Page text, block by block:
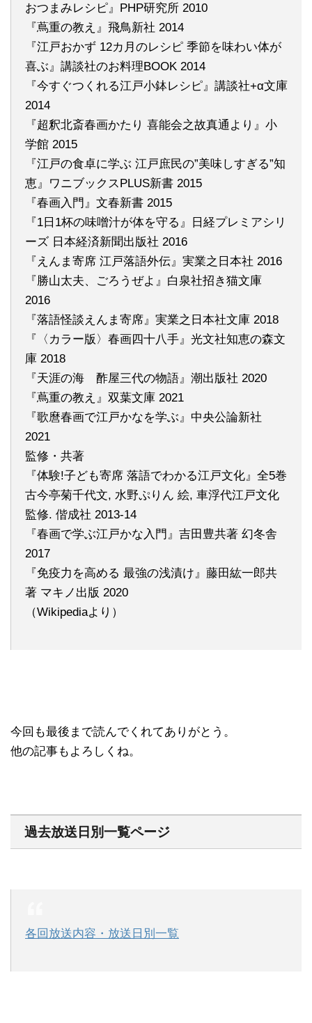
おつまみレシピ』PHP研究所 2010
『蔦重の教え』飛鳥新社 2014
『江戸おかず 12カ月のレシピ 季節を味わい体が
喜ぶ』講談社のお料理BOOK 2014
『今すぐつくれる江戸小鉢レシピ』講談社+α文庫
2014
『超釈北斎春画かたり 喜能会之故真通より』小
学館 2015
『江戸の食卓に学ぶ 江戸庶民の”美味しすぎる”知
恵』ワニブックスPLUS新書 2015
『春画入門』文春新書 2015
『1日1杯の味噌汁が体を守る』日経プレミアシリ
ーズ 日本経済新聞出版社 2016
『えんま寄席 江戸落語外伝』実業之日本社 2016
『勝山太夫、ごろうぜよ』白泉社招き猫文庫
2016
『落語怪談えんま寄席』実業之日本社文庫 2018
『〈カラー版〉春画四十八手』光文社知恵の森文
庫 2018
『天涯の海 酢屋三代の物語』潮出版社 2020
『蔦重の教え』双葉文庫 2021
『歌麿春画で江戸かなを学ぶ』中央公論新社
2021
監修・共著
『体験!子ども寄席 落語でわかる江戸文化』全5巻
古今亭菊千代文, 水野ぷりん 絵, 車浮代江戸文化
監修. 偕成社 2013-14
『春画で学ぶ江戸かな入門』吉田豊共著 幻冬舎
2017
『免疫力を高める 最強の浅漬け』藤田紘一郎共
著 マキノ出版 2020
（Wikipediaより）
今回も最後まで読んでくれてありがとう。
他の記事もよろしくね。
過去放送日別一覧ページ
各回放送内容・放送日別一覧